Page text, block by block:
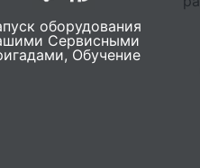
оборудования
Сервисными
Обучение